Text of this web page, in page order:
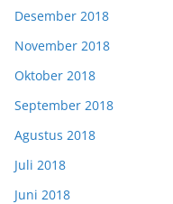
Desember 2018
November 2018
Oktober 2018
September 2018
Agustus 2018
Juli 2018
Juni 2018